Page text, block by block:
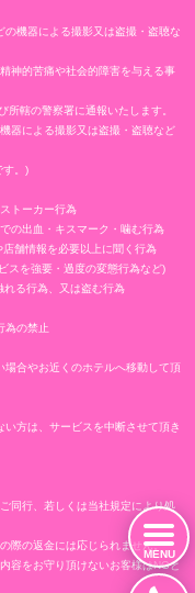
MENU
機器による撮影又は盗撮・盗聴な
神的苦痛や社会的障害を与える事
轄の警察署に通報いたします。
器による撮影又は盗撮・盗聴など
す。)
トーカー行為
の出血・キスマーク・噛む行為
舗情報を必要以上に聞く行為
スを強要・過度の変態行為など)
れる行為、又は盗む行為
為の禁止
合やお近くのホテルへ移動して頂
方は、サービスを中断させて頂き
同行、若しくは当社規定により処
際の返金には応じられません。
容をお守り頂けないお客様はNGと